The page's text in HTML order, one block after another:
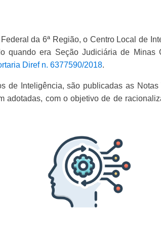
da 6ª Região, o Centro Local de
quando era Seção Judiciária de
Diref n. 6377590/2018.
de Inteligência, são publicadas as
adotadas, com o objetivo de de